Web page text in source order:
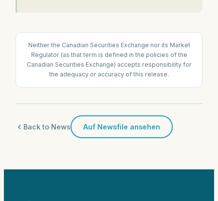
Neither the Canadian Securities Exchange nor its Market
Regulator (as that term is defined in the policies of the
Canadian Securities Exchange) accepts responsibility for
the adequacy or accuracy of this release.
Back to News Auf Newsfile ansehen